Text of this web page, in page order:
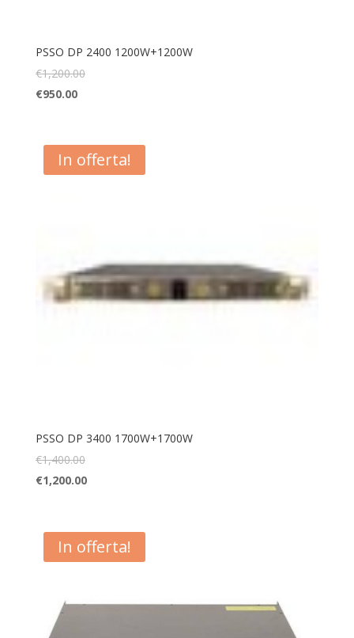
PSSO DP 2400 1200W+1200W
€1,200.00
€950.00
In offerta!
PSSO DP 3400 1700W+1700W
€1,400.00
€1,200.00
In offerta!